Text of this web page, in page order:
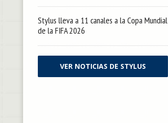
Stylus lleva a 11 canales a la Copa Mundial
de la FIFA 2026
VER NOTICIAS DE STYLUS